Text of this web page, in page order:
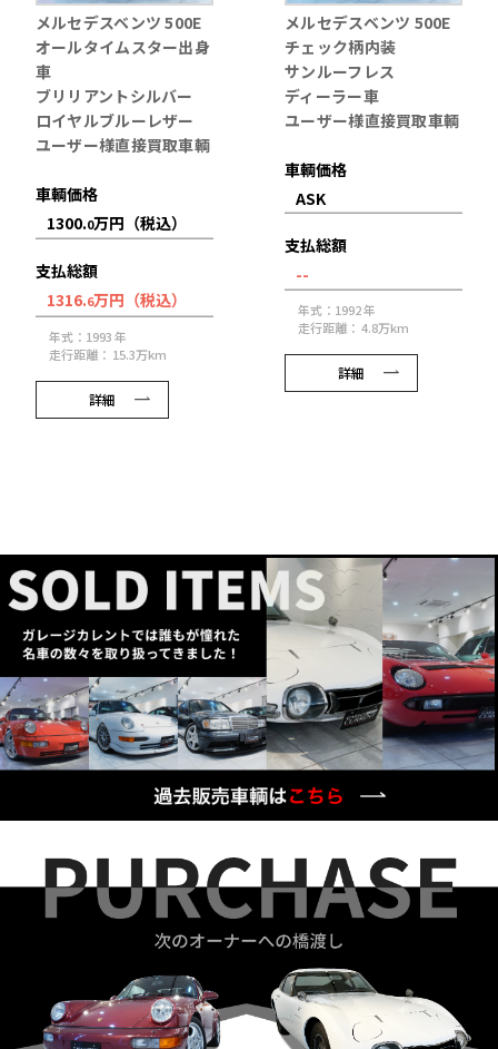
メルセデスベンツ 500E
オールタイムスター出身
車
ブリリアントシルバー
ロイヤルブルーレザー
ユーザー様直接買取車輌
車輌価格
1300.0万円（税込）
支払総額
1316.6万円（税込）
年式：1993 年
走行距離： 15.3万km
詳細
メルセデスベンツ 500E
チェック柄内装
サンルーフレス
ディーラー車
ユーザー様直接買取車輌
車輌価格
ASK
支払総額
--
年式：1992 年
走行距離： 4.8万km
詳細